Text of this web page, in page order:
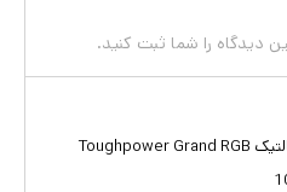
دیدگاه را شما ثبت کنید.
پاور کامپیوتر ترمالتیک Toughpower Grand RGB